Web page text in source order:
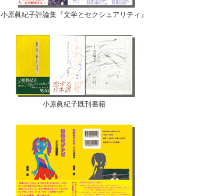
小原眞紀子評論集『文学とセクシュアリティ』
小原眞紀子既刊書籍